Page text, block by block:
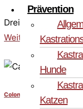
Prävention
Hunde
Katzen
Drei Kätzinnen
Weiterlesen »
Colonia „Mater“